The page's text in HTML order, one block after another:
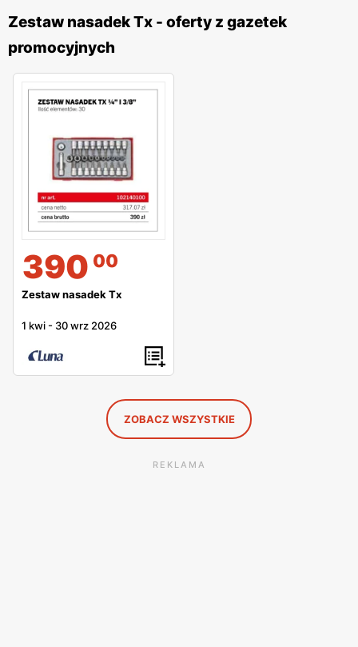
Zestaw nasadek Tx - oferty z gazetek
promocyjnych
390 00
Zestaw nasadek Tx
1 kwi - 30 wrz 2026
ZOBACZ WSZYSTKIE
REKLAMA